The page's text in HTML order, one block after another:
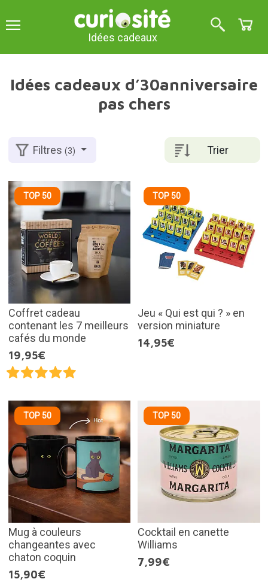
Idées cadeaux
Idées cadeaux d’30anniversaire
pas chers
Trier
Filtres(3)
TOP 50
Coffret cadeau
contenant les 7 meilleurs
cafés du monde
19,95€
TOP 50
Jeu « Qui est qui ? » en
version miniature
14,95€
TOP 50
Mug à couleurs
changeantes avec
chaton coquin
15,90€
TOP 50
Cocktail en canette
Williams
7,99€